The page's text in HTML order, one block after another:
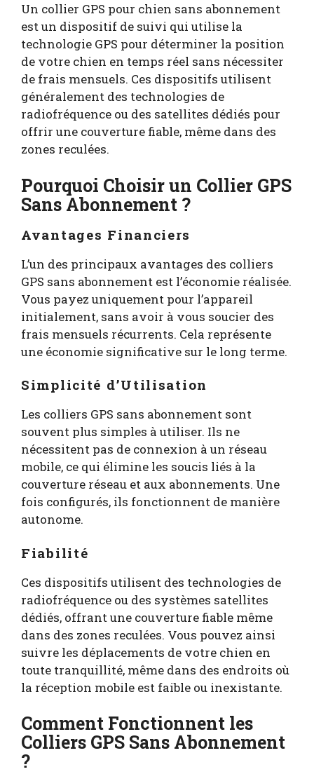
Un collier GPS pour chien sans abonnement
est un dispositif de suivi qui utilise la
technologie GPS pour déterminer la position
de votre chien en temps réel sans nécessiter
de frais mensuels. Ces dispositifs utilisent
généralement des technologies de
radiofréquence ou des satellites dédiés pour
offrir une couverture fiable, même dans des
zones reculées.
Pourquoi Choisir un Collier GPS
Sans Abonnement ?
Avantages Financiers
L’un des principaux avantages des colliers
GPS sans abonnement est l’économie réalisée.
Vous payez uniquement pour l’appareil
initialement, sans avoir à vous soucier des
frais mensuels récurrents. Cela représente
une économie significative sur le long terme.
Simplicité d’Utilisation
Les colliers GPS sans abonnement sont
souvent plus simples à utiliser. Ils ne
nécessitent pas de connexion à un réseau
mobile, ce qui élimine les soucis liés à la
couverture réseau et aux abonnements. Une
fois configurés, ils fonctionnent de manière
autonome.
Fiabilité
Ces dispositifs utilisent des technologies de
radiofréquence ou des systèmes satellites
dédiés, offrant une couverture fiable même
dans des zones reculées. Vous pouvez ainsi
suivre les déplacements de votre chien en
toute tranquillité, même dans des endroits où
la réception mobile est faible ou inexistante.
Comment Fonctionnent les
Colliers GPS Sans Abonnement
?